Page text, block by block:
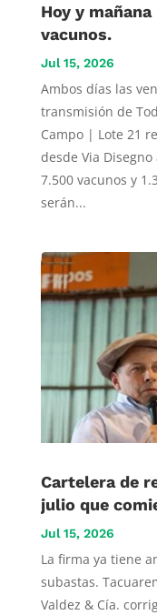
Hoy y
vacunos.
Jul 15, 2026
Ambos días las
transmisión de
Campo | Lote 21
desde Via
7.500 vacunos y
serán...
Cartelera de
julio que
Jul 15, 2026
La firma ya tiene
subastas.
Valdez & Cía.